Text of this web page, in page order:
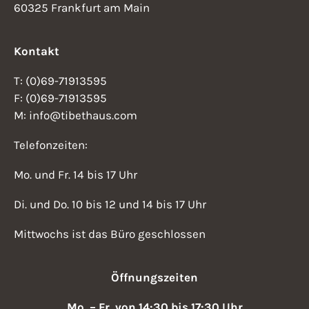
60325 Frankfurt am Main
Kontakt
T: (0)69-71913595
F: (0)69-71913595
M: info@tibethaus.com
Telefonzeiten:
Mo. und Fr. 14 bis 17 Uhr
Di. und Do. 10 bis 12 und 14 bis 17 Uhr
Mittwochs ist das Büro geschlossen
Öffnungszeiten